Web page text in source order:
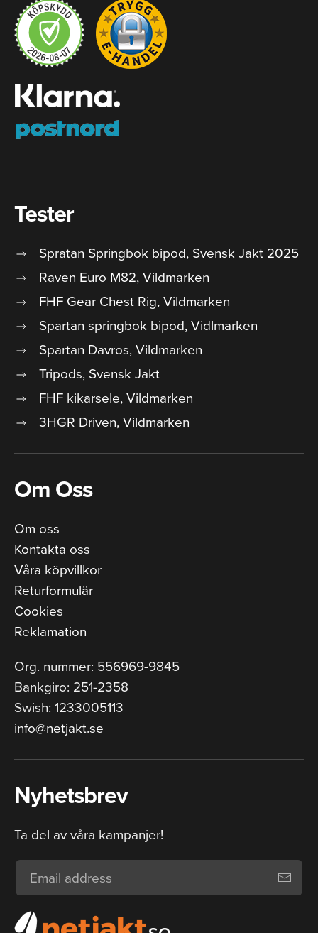
Tester
Spratan Springbok bipod, Svensk Jakt 2025
Raven Euro M82, Vildmarken
FHF Gear Chest Rig, Vildmarken
Spartan springbok bipod, Vidlmarken
Spartan Davros, Vildmarken
Tripods, Svensk Jakt
FHF kikarsele, Vildmarken
3HGR Driven, Vildmarken
Om Oss
Om oss
Kontakta oss
Våra köpvillkor
Returformulär
Cookies
Reklamation
Org. nummer: 556969-9845
Bankgiro: 251-2358
Swish: 1233005113
info@netjakt.se
Nyhetsbrev
Ta del av våra kampanjer!